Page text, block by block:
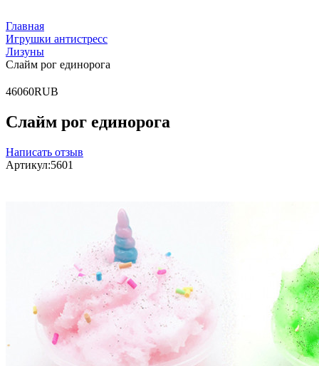
Главная
Игрушки антистресс
Лизуны
Слайм рог единорога
46060RUB
Слайм рог единорога
Написать отзыв
Артикул:5601